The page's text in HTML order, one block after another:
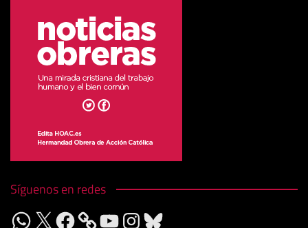
Síguenos en redes
WhatsApp
X Facebook YouTubeInstagram
Bluesky